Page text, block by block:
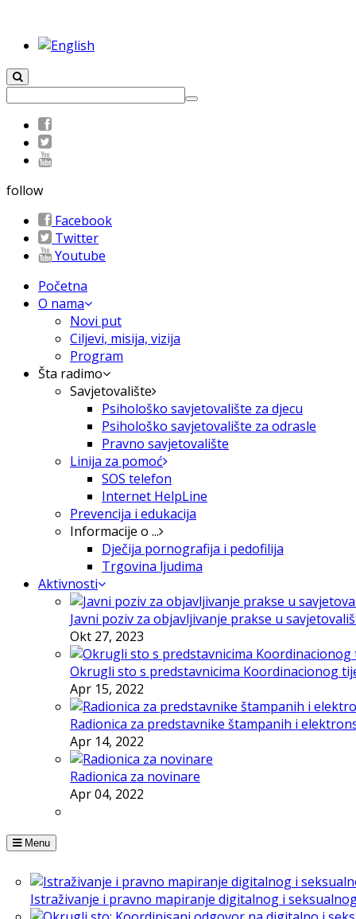
follow
Facebook
Twitter
Youtube
Početna
O nama
Novi put
Ciljevi, misija, vizija
Program
Šta radimo
Savjetovalište
Psihološko savjetovalište za djecu
Psihološko savjetovalište za odrasle
Pravno savjetovalište
Linija za pomoć
SOS telefon
Internet HelpLine
Prevencija i edukacija
Informacije o ...
Dječija pornografija i pedofilija
Trgovina ljudima
Aktivnosti
Javni poziv za objavljivanje prakse u
Okt 27, 2023
Okrugli sto s predstavnicima Koordinacionog
Apr 15, 2022
Radionica za predstavnike štampanih i
Apr 14, 2022
Radionica za novinare
Apr 04, 2022
Istraživanje i pravno mapiranje digitalnog i
Menu